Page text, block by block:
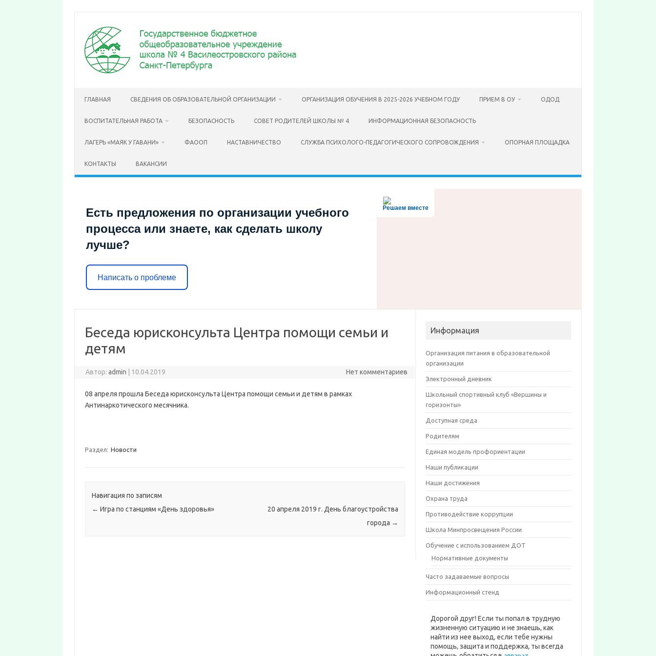
содержимому
ГЛАВНАЯ СВЕДЕНИЯ ОБ ОБРАЗОВАТЕЛЬНОЙ ОРГАНИЗАЦИИ ОРГАНИЗАЦИЯ ОБУЧЕНИЯ В 2025-2026 УЧЕБНОМ ГОДУ ПРИЕМ В ОУ ОДОД
ВОСПИТАТЕЛЬНАЯ РАБОТА БЕЗОПАСНОСТЬ СОВЕТ РОДИТЕЛЕЙ ШКОЛЫ № 4 ИНФОРМАЦИОННАЯ БЕЗОПАСНОСТЬ
ЛАГЕРЬ «МАЯК У ГАВАНИ» ФАООП НАСТАВНИЧЕСТВО СЛУЖБА ПСИХОЛОГО-ПЕДАГОГИЧЕСКОГО СОПРОВОЖДЕНИЯ ОПОРНАЯ ПЛОЩАДКА
КОНТАКТЫ ВАКАНСИИ
Решаем вместе
Есть предложения по организации учебного
процесса или знаете, как сделать школу
лучше?
Написать о проблеме
Беседа юрисконсульта Центра помощи семьи и
детям
Автор:admin 10.04.2019 Нет комментариев
08 апреля прошла Беседа юрисконсульта Центра помощи семьи и детям в рамках
Антинаркотического месячника.
Раздел: Новости
Навигация по записям
← Игра по станциям «День здоровья»
20 апреля 2019 г. День благоустройства
города →
Информация
Организация питания в образовательной
организации
Электронный дневник
Школьный спортивный клуб «Вершины и
горизонты»
Доступная среда
Родителям
Единая модель профориентации
Наши публикации
Наши достижения
Охрана труда
Противодействие коррупции
Школа Минпросвещения России
Обучение с использованием ДОТ
Нормативные документы
Часто задаваемые вопросы
Информационный стенд
Дорогой друг! Если ты попал в трудную
жизненную ситуацию и не знаешь, как
найти из нее выход, если тебе нужны
помощь, защита и поддержка, ты всегда